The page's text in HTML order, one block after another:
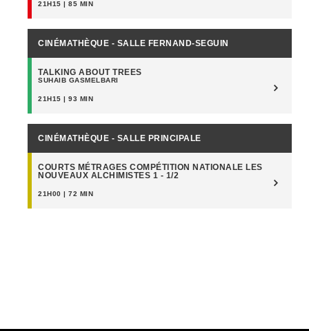
21H15 | 85 MIN
CINÉMATHÈQUE - SALLE FERNAND-SEGUIN
TALKING ABOUT TREES
SUHAIB GASMELBARI
21H15 | 93 MIN
CINÉMATHÈQUE - SALLE PRINCIPALE
COURTS MÉTRAGES COMPÉTITION NATIONALE LES
NOUVEAUX ALCHIMISTES 1 - 1/2
21H00 | 72 MIN